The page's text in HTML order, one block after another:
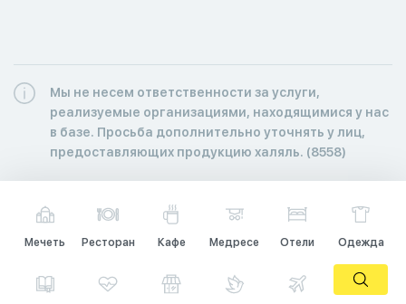
Мы не несем ответственности за услуги,
реализуемые организациями, находящимися у нас
в базе. Просьба дополнительно уточнять у лиц,
предоставляющих продукцию халяль. (8558)
Мечеть Ресторан Кафе Медресе Отели Одежда